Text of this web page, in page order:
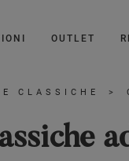
OUTLET
CLASSICHE >